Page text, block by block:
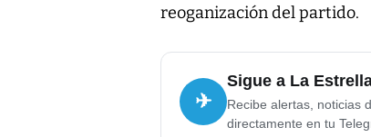
reoganización del partido.
✈
Sigue a La
Recibe alertas, noticias
directamente en tu